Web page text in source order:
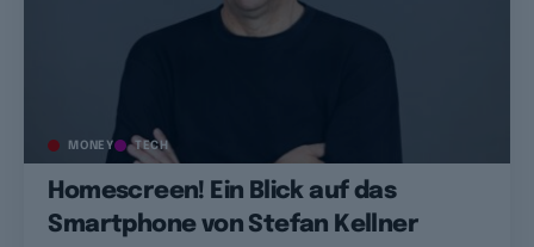
MONEY TECH
Homescreen! Ein Blick auf das
Smartphone von Stefan Kellner